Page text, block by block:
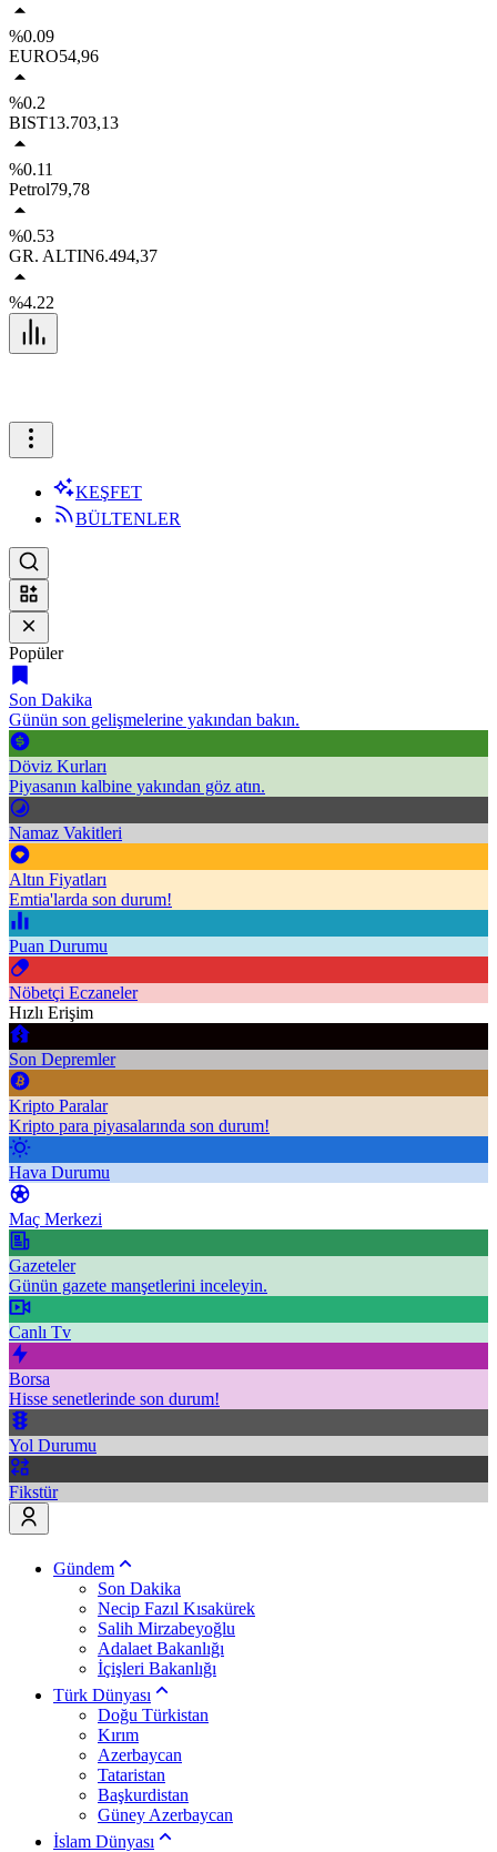
%0.09
EURO54,96
%0.2
BIST13.703,13
%0.11
Petrol79,78
%0.53
GR. ALTIN6.494,37
%4.22
KEŞFET
BÜLTENLER
Popüler
Son Dakika
Günün son gelişmelerine yakından bakın.
Döviz Kurları
Piyasanın kalbine yakından göz atın.
Namaz Vakitleri
Altın Fiyatları
Emtia'larda son durum!
Puan Durumu
Nöbetçi Eczaneler
Hızlı Erişim
Son Depremler
Kripto Paralar
Kripto para piyasalarında son durum!
Hava Durumu
Maç Merkezi
Gazeteler
Günün gazete manşetlerini inceleyin.
Canlı Tv
Borsa
Hisse senetlerinde son durum!
Yol Durumu
Fikstür
Gündem
Son Dakika
Necip Fazıl Kısakürek
Salih Mirzabeyoğlu
Adalaet Bakanlığı
İçişleri Bakanlığı
Türk Dünyası
Doğu Türkistan
Kırım
Azerbaycan
Tataristan
Başkurdistan
Güney Azerbaycan
İslam Dünyası